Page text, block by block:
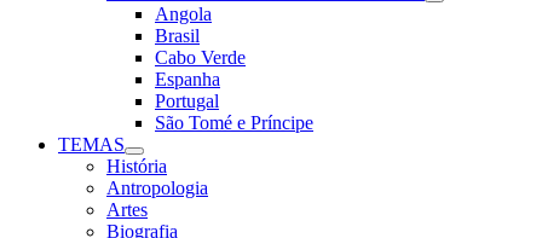
Angola
Brasil
Cabo Verde
Espanha
Portugal
São Tomé e Príncipe
TEMAS
História
Antropologia
Artes
Biografia